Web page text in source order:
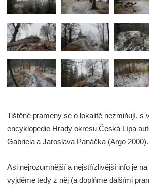
Hrad Drábovna
Hrad Milčany (Kickelsburg, nesprávně
Vítkovec)
Hrad Rybnov
Letohrádek Jíljov (Veilchenburg)
Hrad Mojžíř
Hrad Gutštejn
Hrad Valdštejn
Tištěné prameny se o lokalitě nezmiňují, s
encyklopedie Hrady okresu Česká Lípa
Gabriela a Jaroslava Panáčka (Argo 2000).
Asi nejrozumnější a nejstřízlivější info je na
vyjděme tedy z něj (a doplňme dalšími